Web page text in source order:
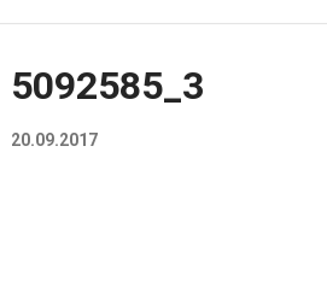
5092585_3
20.09.2017